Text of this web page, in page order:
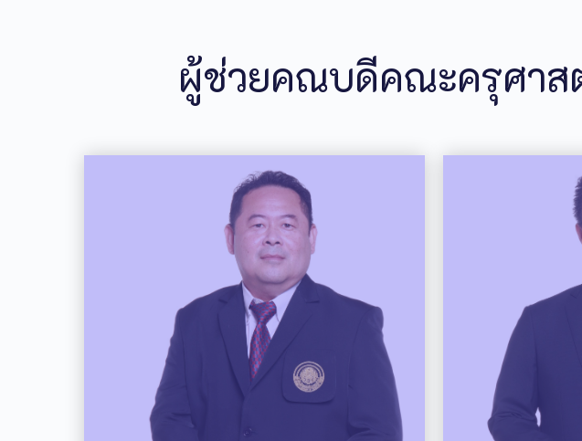
ผู้ช่วยคณบดีคณะครุศาส